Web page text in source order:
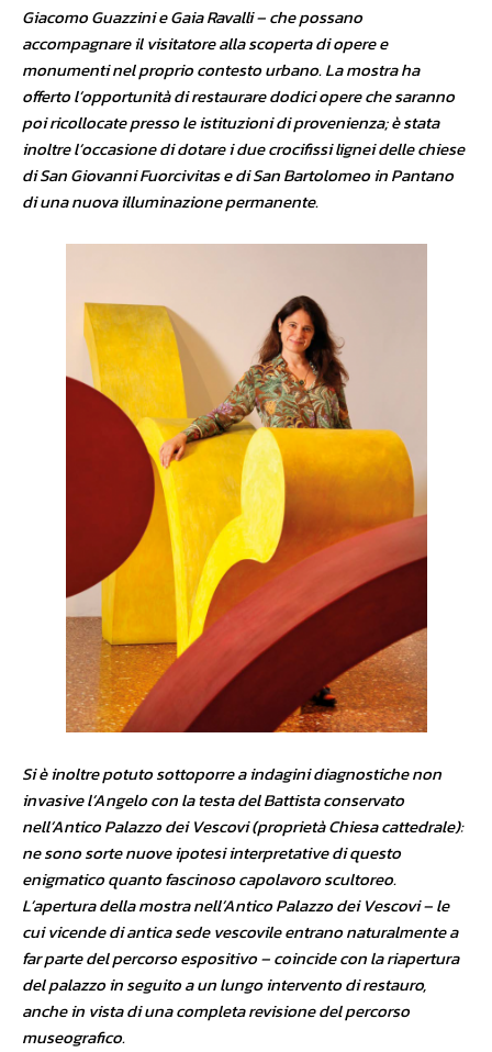
Giacomo Guazzini e Gaia Ravalli – che possano
accompagnare il visitatore alla scoperta di opere e
monumenti nel proprio contesto urbano. La mostra ha
offerto l’opportunità di restaurare dodici opere che saranno
poi ricollocate presso le istituzioni di provenienza; è stata
inoltre l’occasione di dotare i due crocifissi lignei delle chiese
di San Giovanni Fuorcivitas e di San Bartolomeo in Pantano
di una nuova illuminazione permanente.
Si è inoltre potuto sottoporre a indagini diagnostiche non
invasive l’Angelo con la testa del Battista conservato
nell’Antico Palazzo dei Vescovi (proprietà Chiesa cattedrale):
ne sono sorte nuove ipotesi interpretative di questo
enigmatico quanto fascinoso capolavoro scultoreo.
L’apertura della mostra nell’Antico Palazzo dei Vescovi – le
cui vicende di antica sede vescovile entrano naturalmente a
far parte del percorso espositivo – coincide con la riapertura
del palazzo in seguito a un lungo intervento di restauro,
anche in vista di una completa revisione del percorso
museografico.